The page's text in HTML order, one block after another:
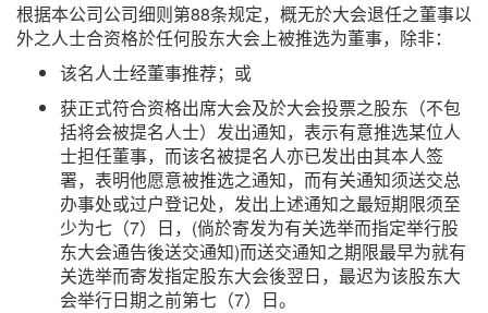
根据本公司公司细则第88条规定，概无於大会退任之董事以
外之人士合资格於任何股东大会上被推选为董事，除非：
该名人士经董事推荐；或
获正式符合资格出席大会及於大会投票之股东（不包
括将会被提名人士）发出通知，表示有意推选某位人
士担任董事，而该名被提名人亦已发出由其本人签
署，表明他愿意被推选之通知，而有关通知须送交总
办事处或过户登记处，发出上述通知之最短期限须至
少为七（7）日，(倘於寄发为有关选举而指定举行股
东大会通告後送交通知)而送交通知之期限最早为就有
关选举而寄发指定股东大会後翌日，最迟为该股东大
会举行日期之前第七（7）日。